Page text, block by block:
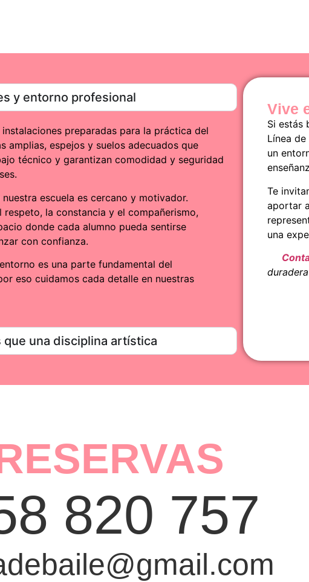
y entorno profesional
preparadas para la práctica del
amplias, espejos y suelos adecuados que
técnico y garantizan comodidad y seguridad
nuestra escuela es cercano y motivador.
respeto, la constancia y el compañerismo,
donde cada alumno pueda sentirse
con confianza.
es una parte fundamental del
eso cuidamos cada detalle en nuestras
que una disciplina artística
Vive
Si estás
Línea
un
Te
aportar
una
820 757